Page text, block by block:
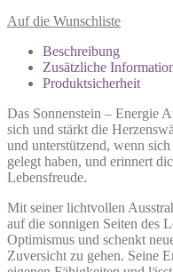
Auf die Wunschliste
Beschreibung
Zusätzliche
Produktsicherheit
Das Sonnenstein – Energie
sich und stärkt die
und unterstützend, wenn
gelegt haben, und erinnert
Lebensfreude.
Mit seiner lichtvollen
auf die sonnigen Seiten des
Optimismus und schenkt
Zuversicht zu gehen. Seine